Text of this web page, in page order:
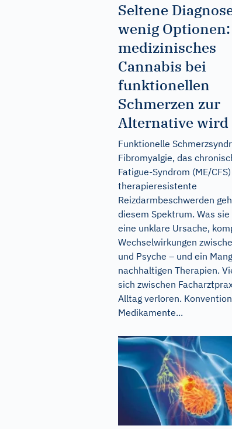
Seltene
wenig
medizinisches
Cannabis bei
funktionellen
Schmerzen zur
Alternative wird
Funktionelle
Fibromyalgie, das
Fatigue-Syndrom (ME/
therapieresistente
Reizdarmbeschwerden
diesem Spektrum. Was
eine unklare Ursache,
Wechselwirkungen
und Psyche – und ein
nachhaltigen Therapien.
sich zwischen
Alltag verloren.
Medikamente...